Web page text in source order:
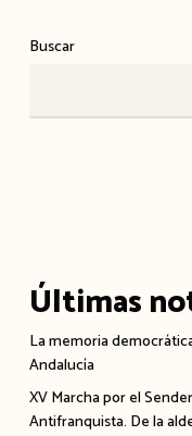
Buscar
Últimas
La memoria
Andalucía
XV Marcha por el
Antifranquista. De la